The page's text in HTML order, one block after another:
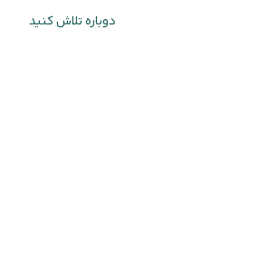
دوباره تلاش کنید